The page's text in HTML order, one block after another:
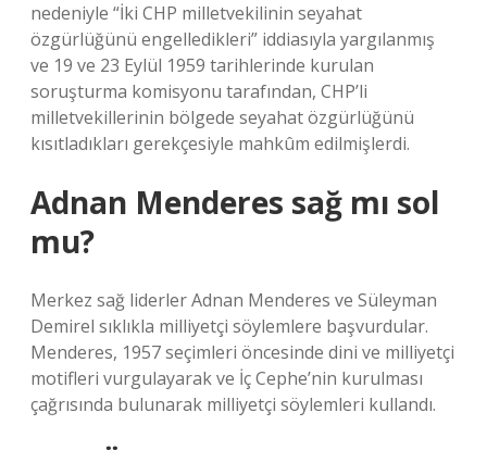
nedeniyle “İki CHP milletvekilinin seyahat
özgürlüğünü engelledikleri” iddiasıyla yargılanmış
ve 19 ve 23 Eylül 1959 tarihlerinde kurulan
soruşturma komisyonu tarafından, CHP’li
milletvekillerinin bölgede seyahat özgürlüğünü
kısıtladıkları gerekçesiyle mahkûm edilmişlerdi.
Adnan Menderes sağ mı sol
mu?
Merkez sağ liderler Adnan Menderes ve Süleyman
Demirel sıklıkla milliyetçi söylemlere başvurdular.
Menderes, 1957 seçimleri öncesinde dini ve milliyetçi
motifleri vurgulayarak ve İç Cephe’nin kurulması
çağrısında bulunarak milliyetçi söylemleri kullandı.